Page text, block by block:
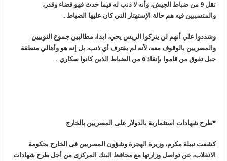
تقل 9 من ضباط الجيش، وأنه لا ذنب له فيما حدث فهو قضاء وقدر،
والمتسببين فيه هم حالة الإستهتار التي كان عليها الضباط .
وشددوا علي أنهم لن يتركوا الريس يحي، ابدا، مطالبين جموع النوبيين
والمصريين بالوقوف معه، لأنه لم يقترف أي ذنب، بل إنه هو وأهالي منطقة
جبل تقوق من قاموا بإنقاذ 6 من الضباط الذين كانوا سكاري
.
*طرح شهادات استثمارية بالدولار على المصريين بالخارج
كشفت نبيلة مكرم، وزيرة الهجرة وشؤون المصريين فى الخارج بحكومة
الانقلاب، عن تواصل وزارتها مع محافظ البنك المركزى من أجل طرح شهادات